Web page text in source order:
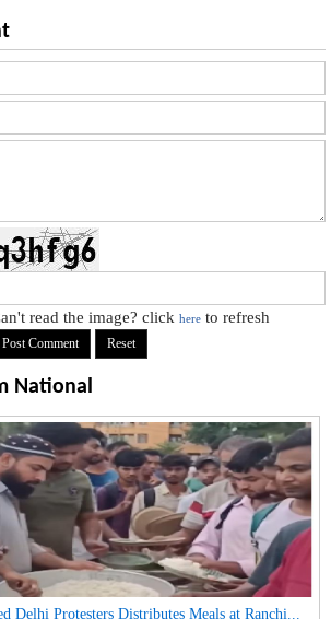
read the image? clickhere to refresh
National
Delhi Protesters Distributes Meals at Ranchi...